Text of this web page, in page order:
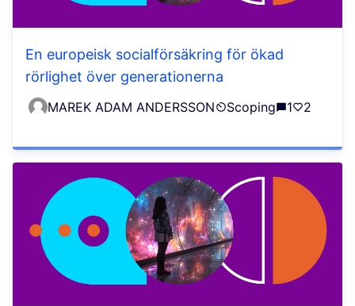
En europeisk socialförsäkring för ökad
rörlighet över generationerna
MAREK ADAM ANDERSSON Scoping 1 2